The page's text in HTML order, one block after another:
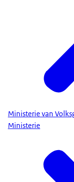
Ministerie van
Ministerie